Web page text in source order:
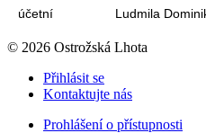
účetní
Ludmila
© 2026 Ostrožská Lhota
Přihlásit se
Kontaktujte nás
Prohlášení o přístupnosti